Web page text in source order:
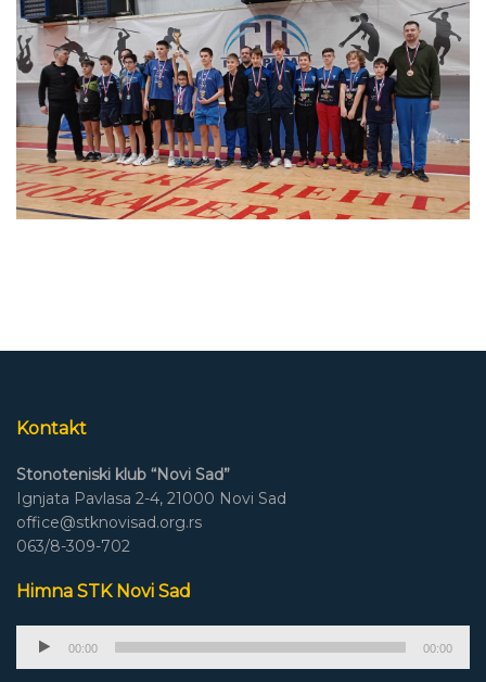
Kontakt
Stonoteniski klub “Novi Sad”
Ignjata Pavlasa 2-4, 21000 Novi Sad
office@stknovisad.org.rs
063/8-309-702
Himna STK Novi Sad
Audio
00:00 00:00